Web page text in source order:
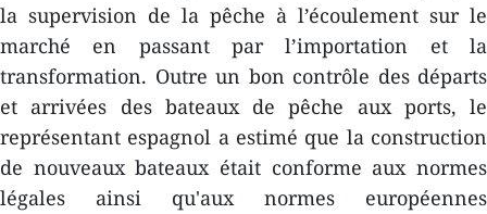
la supervision de la pêche à l’écoulement sur le
marché en passant par l’importation et la
transformation. Outre un bon contrôle des départs
et arrivées des bateaux de pêche aux ports, le
représentant espagnol a estimé que la construction
de nouveaux bateaux était conforme aux normes
légales ainsi qu'aux normes européennes